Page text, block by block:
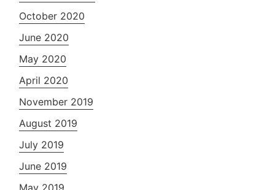
October 2020
June 2020
May 2020
April 2020
November 2019
August 2019
July 2019
June 2019
May 2019